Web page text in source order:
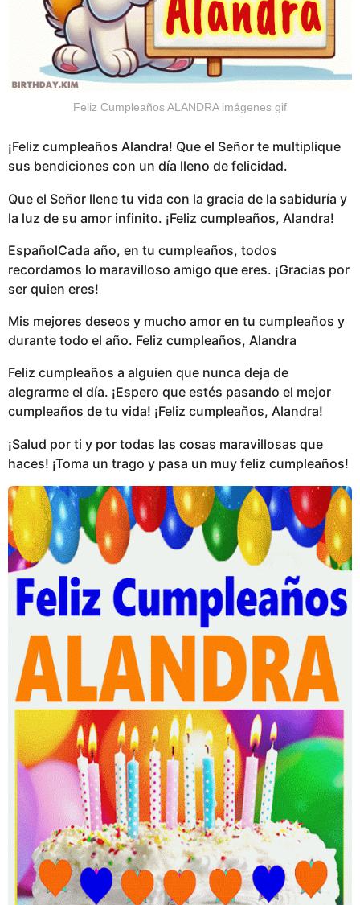
Feliz Cumpleaños ALANDRA imágenes gif
¡Feliz cumpleaños Alandra! Que el Señor te multiplique
sus bendiciones con un día lleno de felicidad.
Que el Señor llene tu vida con la gracia de la sabiduría y
la luz de su amor infinito. ¡Feliz cumpleaños, Alandra!
EspañolCada año, en tu cumpleaños, todos
recordamos lo maravilloso amigo que eres. ¡Gracias por
ser quien eres!
Mis mejores deseos y mucho amor en tu cumpleaños y
durante todo el año. Feliz cumpleaños, Alandra
Feliz cumpleaños a alguien que nunca deja de
alegrarme el día. ¡Espero que estés pasando el mejor
cumpleaños de tu vida! ¡Feliz cumpleaños, Alandra!
¡Salud por ti y por todas las cosas maravillosas que
haces! ¡Toma un trago y pasa un muy feliz cumpleaños!